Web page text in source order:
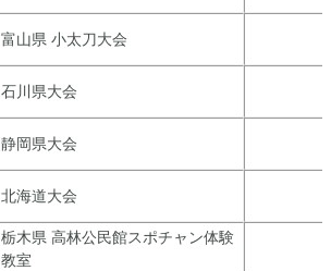
富山県 小太刀大会
石川県大会
静岡県大会
北海道大会
栃木県 高林公民館スポチャン体験
教室